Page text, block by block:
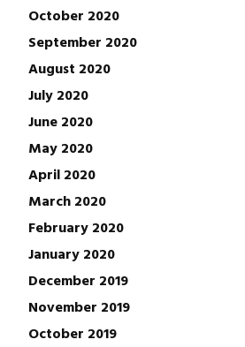
October 2020
September 2020
August 2020
July 2020
June 2020
May 2020
April 2020
March 2020
February 2020
January 2020
December 2019
November 2019
October 2019